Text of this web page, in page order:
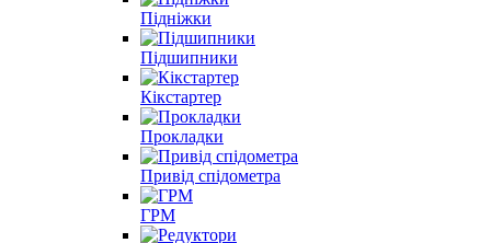
Підніжки
Підшипники
Кікстартер
Прокладки
Привід спідометра
ГРМ